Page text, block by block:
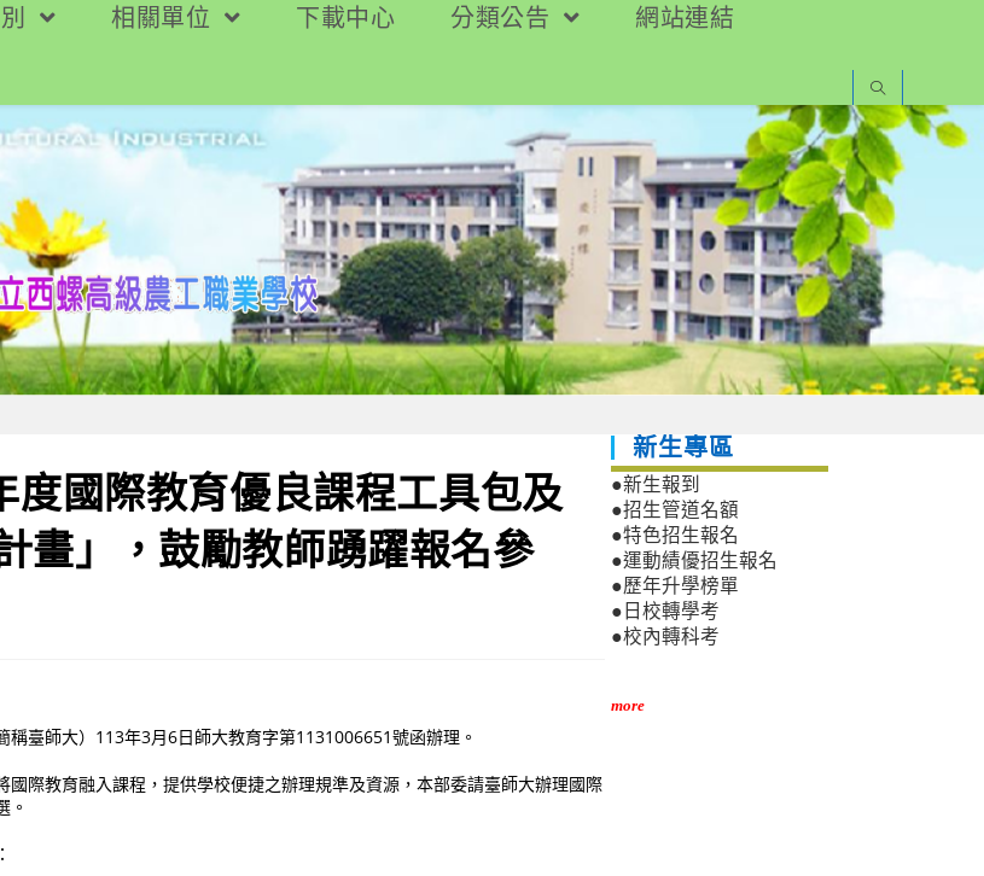
相關單位 下載中心 分類公告
網站連結
度國際教育優良課程工具包及
畫」，鼓勵教師踴躍報名參
稱臺師大）113年3月6日師大教育字第1131006651號函辦理。
國際教育融入課程，提供學校便捷之辦理規準及資源，本部委請臺師大辦理國際
。
新生專區
●新生報到
●招生管道名額
●特色招生報名
●運動績優招生報名
●歷年升學榜單
●日校轉學考
●校內轉科考
more